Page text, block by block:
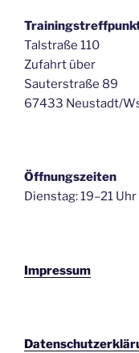
Talstraße 110
Zufahrt über
Sauterstraße 89
67433 Neustadt/
Öffnungszeiten
Dienstag: 19–21 Uhr
Impressum